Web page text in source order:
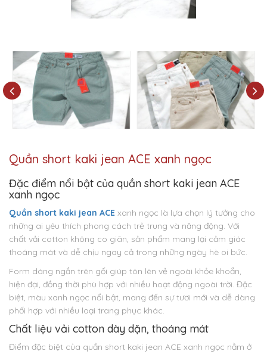
Quần short kaki jean ACE xanh ngọc
Đặc điểm nổi bật của quần short kaki jean ACE
xanh ngọc
Quần short kaki jean ACE xanh ngọc là lựa chọn lý tưởng cho
những ai yêu thích phong cách trẻ trung và năng động. Với
chất vải cotton không co giãn, sản phẩm mang lại cảm giác
thoáng mát và dễ chịu ngay cả trong những ngày hè oi bức.
Form dáng ngắn trên gối giúp tôn lên vẻ ngoài khỏe khoắn,
hiện đại, đồng thời phù hợp với nhiều hoạt động ngoài trời. Đặc
biệt, màu xanh ngọc nổi bật, mang đến sự tươi mới và dễ dàng
phối hợp với nhiều loại trang phục khác.
Chất liệu vải cotton dày dặn, thoáng mát
Điểm đặc biệt của quần short kaki jean ACE xanh ngọc nằm ở